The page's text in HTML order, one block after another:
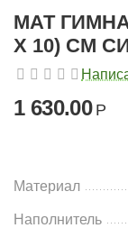
МАТ
Х 10) СМ
1 630.00 Р
Материал
Наполнитель